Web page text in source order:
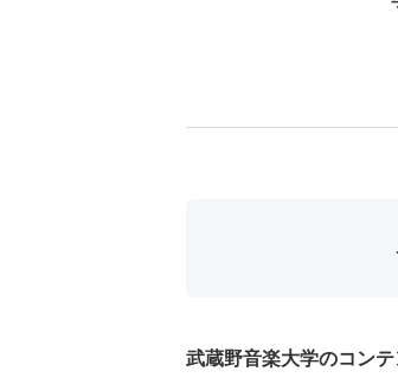
武蔵野音楽大学のコン